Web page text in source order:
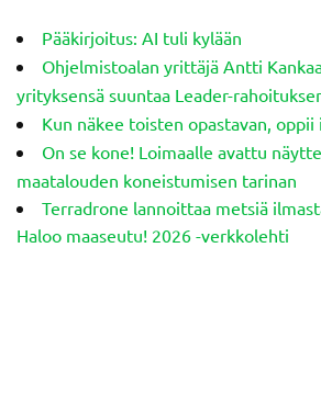
Pääkirjoitus: AI tuli kylään
Ohjelmistoalan yrittäjä Antti
yrityksensä suuntaa Leader-
Kun näkee toisten opastavan,
On se kone! Loimaalle avattu
maatalouden koneistumisen tarinan
Terradrone lannoittaa metsiä
Haloo maaseutu! 2026 -verkkolehti